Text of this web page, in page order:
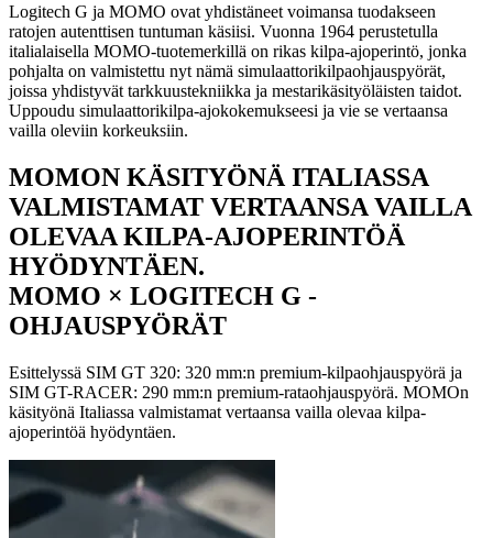
Logitech G ja MOMO ovat yhdistäneet voimansa tuodakseen
ratojen autenttisen tuntuman käsiisi. Vuonna 1964 perustetulla
italialaisella MOMO-tuotemerkillä on rikas kilpa-ajoperintö, jonka
pohjalta on valmistettu nyt nämä simulaattorikilpaohjauspyörät,
joissa yhdistyvät tarkkuustekniikka ja mestarikäsityöläisten taidot.
Uppoudu simulaattorikilpa-ajokokemukseesi ja vie se vertaansa
vailla oleviin korkeuksiin.
MOMON KÄSITYÖNÄ ITALIASSA
VALMISTAMAT VERTAANSA VAILLA
OLEVAA KILPA-AJOPERINTÖÄ
HYÖDYNTÄEN.
MOMO × LOGITECH G -
OHJAUSPYÖRÄT
Esittelyssä SIM GT 320: 320 mm:n premium-kilpaohjauspyörä ja
SIM GT-RACER: 290 mm:n premium-rataohjauspyörä. MOMOn
käsityönä Italiassa valmistamat vertaansa vailla olevaa kilpa-
ajoperintöä hyödyntäen.